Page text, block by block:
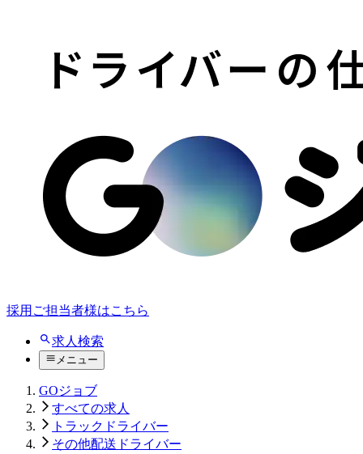
採用ご担当者様はこちら
求人検索
メニュー
GOジョブ
すべての求人
トラックドライバー
その他配送ドライバー